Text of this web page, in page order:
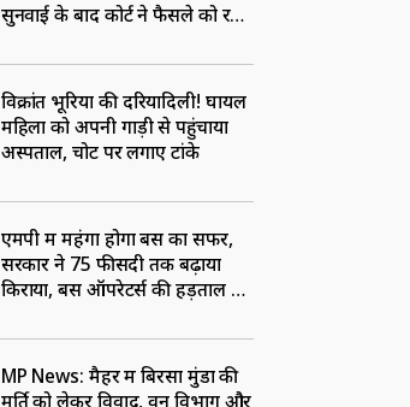
सुनवाई के बाद कोर्ट ने फैसले को रखा
विक्रांत भूरिया की दरियादिली! घायल
महिला को अपनी गाड़ी से पहुंचाया
अस्पताल, चोट पर लगाए टांके
एमपी में महंगा होगा बस का सफर,
सरकार ने 75 फीसदी तक बढ़ाया
किराया, बस ऑपरेटर्स की हड़ताल से
MP News: मैहर में बिरसा मुंडा की
मूर्ति को लेकर विवाद, वन विभाग और